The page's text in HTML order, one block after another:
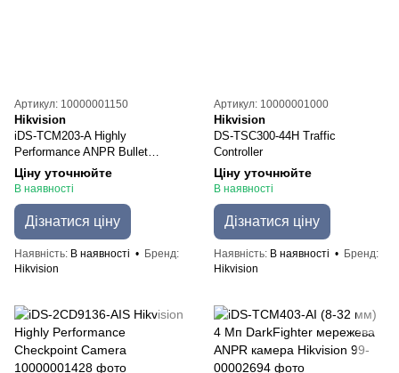
Артикул: 10000001150
Hikvision
iDS-TCM203-A Highly
Performance ANPR Bullet
Camera
Ціну уточнюйте
В наявності
Дізнатися ціну
Наявність В наявності
Бренд
Hikvision
Артикул: 10000001000
Hikvision
DS-TSC300-44H Traffic
Controller
Ціну уточнюйте
В наявності
Дізнатися ціну
Наявність В наявності
Бренд
Hikvision